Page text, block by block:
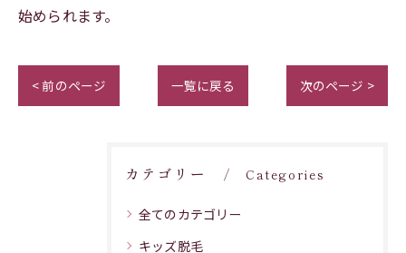
始められます。
< 前のページ 一覧に戻る 次のページ >
カテゴリー Categories
全てのカテゴリー
キッズ脱毛